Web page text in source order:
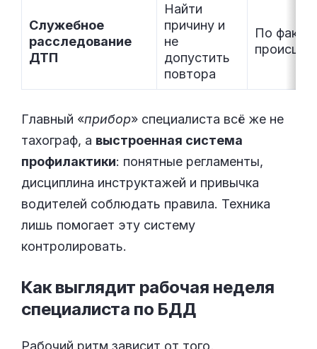
Служебное
расследование
ДТП
Найти
причину и
не
допустить
повтора
По факту
Главный «прибор» специалиста всё же не
тахограф, а выстроенная система
профилактики: понятные регламенты,
дисциплина инструктажей и привычка
водителей соблюдать правила. Техника
лишь помогает эту систему
контролировать.
Как выглядит рабочая неделя
специалиста по БДД